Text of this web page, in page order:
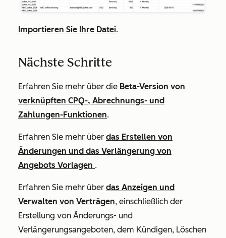
Importieren Sie Ihre Datei.
Nächste Schritte
Erfahren Sie mehr über die Beta-Version von
verknüpften CPQ-, Abrechnungs- und
Zahlungen-Funktionen.
Erfahren Sie mehr über das Erstellen von
Änderungen und das Verlängerung von
Angebots Vorlagen .
Erfahren Sie mehr über das Anzeigen und
Verwalten von Verträgen, einschließlich der
Erstellung von Änderungs- und
Verlängerungsangeboten, dem Kündigen, Löschen